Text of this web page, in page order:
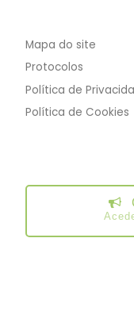
Mapa do site
Protocolos
Política de
Política de Cookies